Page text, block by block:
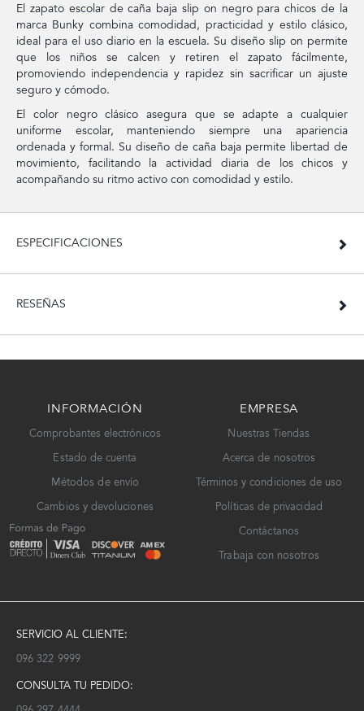
El zapato escolar de caña baja slip on negro para chicos de la
marca Bunky combina comodidad, practicidad y estilo clásico,
ideal para el uso diario en la escuela. Su diseño slip on permite
que los niños se calcen y retiren el zapato fácilmente,
promoviendo independencia y rapidez sin sacrificar un ajuste
seguro y cómodo.
El color negro clásico asegura que se adapte a cualquier
uniforme escolar, manteniendo siempre una apariencia
ordenada y formal. Su diseño de caña baja permite libertad de
movimiento, facilitando la actividad diaria de los chicos y
acompañando su ritmo activo con comodidad y estilo.
ESPECIFICACIONES
RESEÑAS
INFORMACIÓN
Comprobantes electrónicos
Estado de cuenta
Métodos de envío
Cambios y devoluciones
EMPRESA
Nuestras Tiendas
Acerca de nosotros
Términos y condiciones de uso
Políticas de privacidad
Contáctanos
Trabaja con nosotros
SERVICIO AL CLIENTE:
096 322 9999
CONSULTA TU PEDIDO: